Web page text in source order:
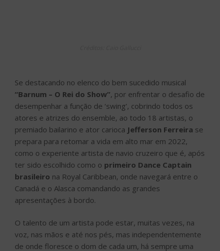
Se destacando no elenco do bem sucedido musical
“Barnum – O Rei do Show”, por enfrentar o desafio de
desempenhar a função de ‘swing’, cobrindo todos os
atores e atrizes do ensemble, ao todo 18 artistas, o
premiado bailarino e ator carioca Jefferson Ferreira se
prepara para retomar a vida em alto mar em 2022,
como o experiente artista de navio cruzeiro que é, após
ter sido escolhido como o primeiro Dance Captain
brasileiro na Royal Caribbean, onde navegará entre o
Canadá e o Alasca comandando as grandes
apresentações à bordo.
O talento de um artista pode estar, muitas vezes, na
voz, nas mãos e até nos pés, mas independentemente
de onde floresce o dom de cada um, há sempre uma